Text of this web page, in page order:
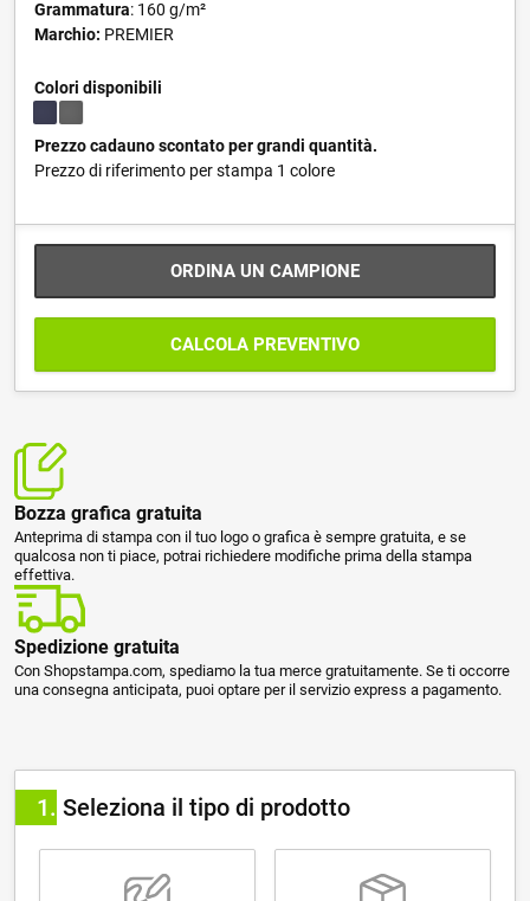
Grammatura: 160 g/m²
Marchio: PREMIER
Colori disponibili
Prezzo cadauno scontato per grandi quantità.
Prezzo di riferimento per stampa 1 colore
ORDINA UN CAMPIONE
CALCOLA PREVENTIVO
Bozza grafica gratuita
Anteprima di stampa con il tuo logo o grafica è sempre gratuita, e se
qualcosa non ti piace, potrai richiedere modifiche prima della stampa
effettiva.
Spedizione gratuita
Con Shopstampa.com, spediamo la tua merce gratuitamente. Se ti occorre
una consegna anticipata, puoi optare per il servizio express a pagamento.
1 Seleziona il tipo di prodotto